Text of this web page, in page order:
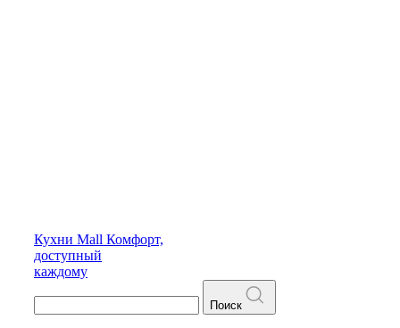
Кухни Mall Комфорт,
доступный
каждому
Поиск